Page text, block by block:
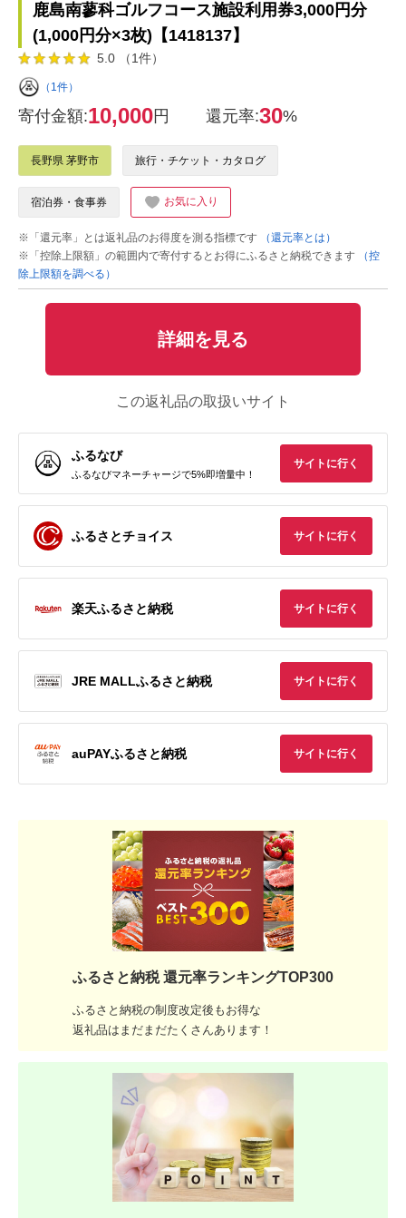
鹿島南蓼科ゴルフコース施設利用券3,000円分
(1,000円分×3枚)【1418137】
5.0 （1件）
（1件）
寄付金額:10,000円 還元率:30%
長野県 茅野市 旅行・チケット・カタログ
宿泊券・食事券 お気に入り
※「還元率」とは返礼品のお得度を測る指標です
（還元率とは）
※「控除上限額」の範囲内で寄付するとお得にふるさと納税できます
（控
除上限額を調べる）
詳細を見る
この返礼品の取扱いサイト
ふるなび
ふるなびマネーチャージで5%即増量中！
サイトに行く
ふるさとチョイス サイトに行く
楽天ふるさと納税 サイトに行く
JRE MALLふるさと納税 サイトに行く
auPAYふるさと納税 サイトに行く
ふるさと納税 還元率ランキングTOP300
ふるさと納税の制度改定後もお得な
返礼品はまだまだたくさんあります！